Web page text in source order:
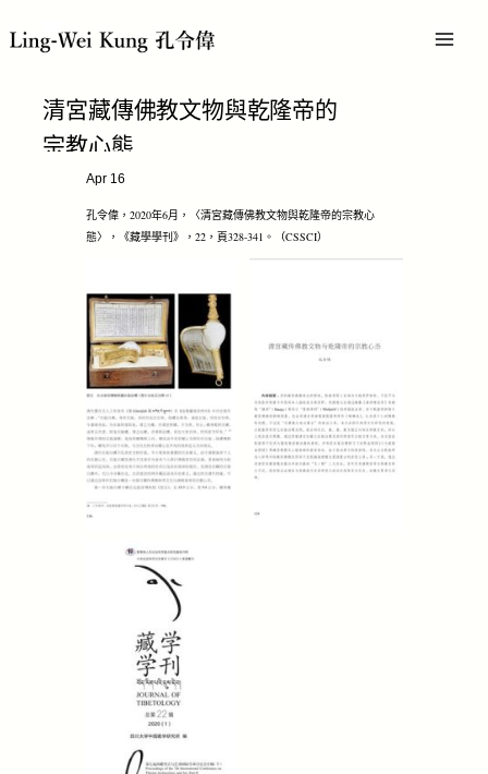
至
主
清宮藏傳佛教文物與乾隆帝的
宗教心態
Apr 16
孔令偉，2020年6月，〈清宮藏傳佛教文物與乾隆帝的宗教心
態〉，《藏學學刊》，22，頁328-341。（CSSCI）